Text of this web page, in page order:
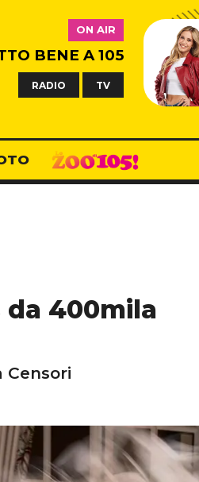
ON AIR
BENE A 105
RADIO TV
da 400mila
Censori